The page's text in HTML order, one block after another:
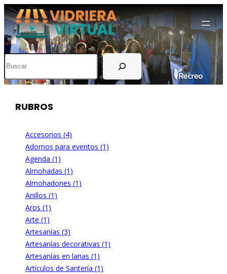
RUBROS
Accesorios (4)
Adornos para eventos (1)
Agenda (1)
Almohadas (1)
Almohadones (1)
Anillos (1)
Aros (1)
Arte (1)
Artesanías (3)
Artesanías decorativas (1)
Artesanías en lanas (1)
Artículos de Santería (1)